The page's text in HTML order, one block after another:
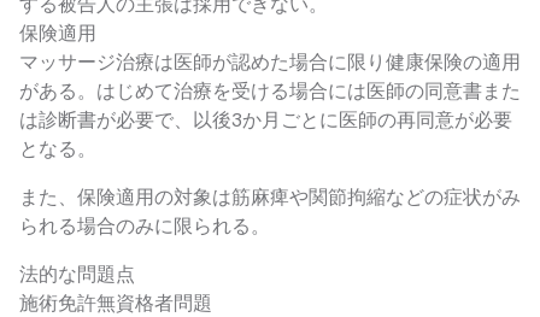
保険適用
マッサージ治療は医師が認めた場合に限り健康保険の適用
がある。はじめて治療を受ける場合には医師の同意書また
は診断書が必要で、以後3か月ごとに医師の再同意が必要
となる。
また、保険適用の対象は筋麻痺や関節拘縮などの症状がみ
られる場合のみに限られる。
法的な問題点
施術免許無資格者問題